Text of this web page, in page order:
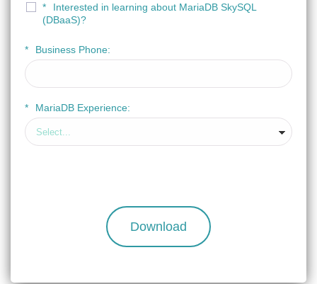
*
Interested in learning about MariaDB SkySQL
(DBaaS)?
* Business Phone:
* MariaDB Experience:
Download